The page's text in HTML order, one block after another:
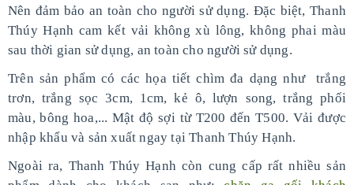
Nên đảm bảo an toàn cho người sử dụng. Đặc biệt, Thanh
Thúy Hạnh cam kết vải không xù lông, không phai màu
sau thời gian sử dụng, an toàn cho người sử dụng.
Trên sản phẩm có các họa tiết chìm đa dạng nhưtrắng
trơn, trắng sọc 3cm, 1cm, kẻ ô, lượn song, trắng phối
màu, bông hoa,... Mật độ sợi từ T200 đến T500. Vải được
nhập khẩu và sản xuất ngay tại Thanh Thúy Hạnh.
Ngoài ra, Thanh Thúy Hạnh còn cung cấp rất nhiều sản